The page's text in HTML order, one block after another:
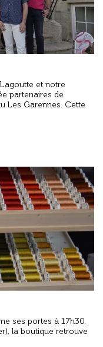
et notre
partenaires de
Les Garennes. Cette
ses portes à 17h30.
la boutique retrouve